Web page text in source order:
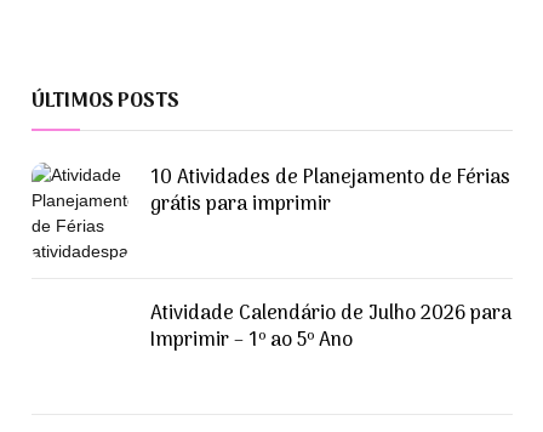
ÚLTIMOS POSTS
10 Atividades de Planejamento de Férias
grátis para imprimir
Atividade Calendário de Julho 2026 para
Imprimir – 1º ao 5º Ano